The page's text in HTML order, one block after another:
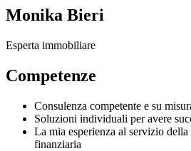
Monika Bieri
Esperta immobiliare
Competenze
Consulenza competente e su
Soluzioni individuali per avere
La mia esperienza al servizio
finanziaria